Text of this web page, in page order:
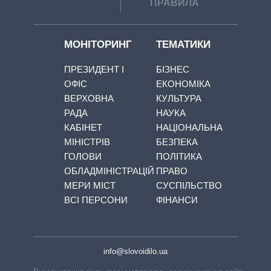
ПРАВИЛА
МОНІТОРИНГ
ПРЕЗИДЕНТ І
ОФІС
ВЕРХОВНА
РАДА
КАБІНЕТ
МІНІСТРІВ
ГОЛОВИ
ОБЛАДМІНІСТРАЦІЙ
МЕРИ МІСТ
ВСІ ПЕРСОНИ
ТЕМАТИКИ
БІЗНЕС
ЕКОНОМІКА
КУЛЬТУРА
НАУКА
НАЦІОНАЛЬНА
БЕЗПЕКА
ПОЛІТИКА
ПРАВО
СУСПІЛЬСТВО
ФІНАНСИ
info@slovoidilo.ua